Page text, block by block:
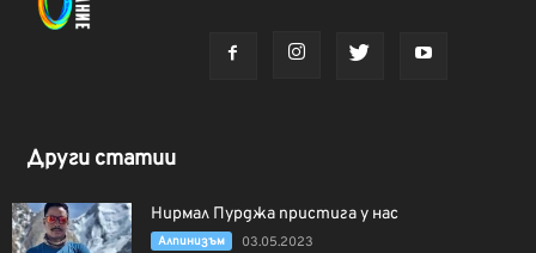
Други статии
Нирмал Пурджа пристига у нас
Алпинизъм 03.05.2023